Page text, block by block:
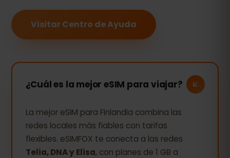
Visitar Centro de Ayuda
¿Cuál es la mejor eSIM para viajar?
La mejor eSIM para Finlandia combina las
redes locales más fiables con tarifas
flexibles. eSIMFOX te conecta a las redes
Telia, DNA y Elisa, con planes de 1 GB a